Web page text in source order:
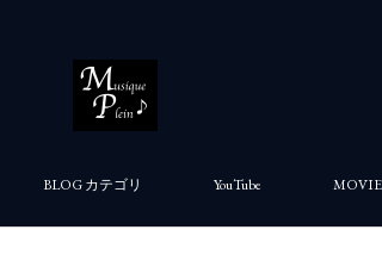
BLOG カテゴリ YouTube